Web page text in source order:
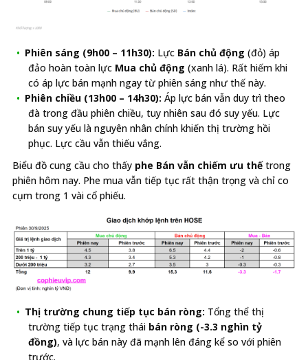
Phiên sáng (9h00 – 11h30): Lực Bán chủ động (đỏ) áp
đảo hoàn toàn lực Mua chủ động (xanh lá). Rất hiếm khi
có áp lực bán mạnh ngay từ phiên sáng như thế này.
Phiên chiều (13h00 – 14h30): Áp lực bán vẫn duy trì theo
đà trong đầu phiên chiều, tuy nhiên sau đó suy yếu. Lực
bán suy yếu là nguyên nhân chính khiến thị trường hồi
phục. Lực cầu vẫn thiếu vắng.
Biểu đồ cung cầu cho thấy phe Bán vẫn chiếm ưu thếtrong
phiên hôm nay. Phe mua vẫn tiếp tục rất thận trọng và chỉ co
cụm trong 1 vài cổ phiếu.
Thị trường chung tiếp tục bán ròng: Tổng thể thị
trường tiếp tục trạng thái bán ròng (-3.3 nghìn tỷ
đồng), và lực bán này đã mạnh lên đáng kể so với phiên
trước.